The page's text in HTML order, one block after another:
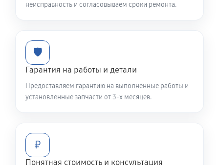
Ремонт электронно-лучевой трубки
Замена объективов с улучшением характеристик
Замена шим контроллера
неисправность и согласовываем сроки ремонта.
🛡️
Гарантия на работы и детали
Предоставляем гарантию на выполненные работы и
установленные запчасти от 3-х месяцев.
₽
Понятная стоимость и консультация